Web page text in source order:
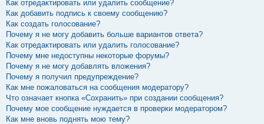
Как отредактировать или удалить сообщение?
Как добавить подпись к своему сообщению?
Как создать голосование?
Почему я не могу добавить больше вариантов ответа?
Как отредактировать или удалить голосование?
Почему мне недоступны некоторые форумы?
Почему я не могу добавлять вложения?
Почему я получил предупреждение?
Как мне пожаловаться на сообщения модератору?
Что означает кнопка «Сохранить» при создании сообщения?
Почему мое сообщение нуждается в проверки модератором?
Как мне вновь поднять мою тему?